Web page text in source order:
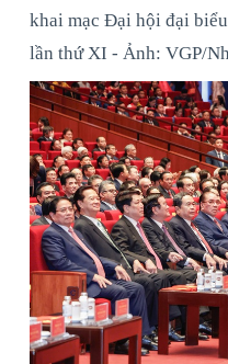
khai mạc Đại hội đại
lần thứ XI - Ảnh: VGP/